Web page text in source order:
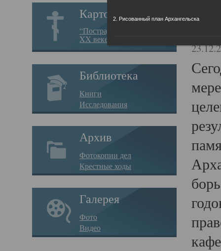
Картотека
“Пострадавшие за веру в
XX веке на Севере”
Библиотека
Книги
Исследования
Архив
Фотокопии дел
Крестные ходы
Галерея
Фото
Видео
2. Рисованный план Архангельска